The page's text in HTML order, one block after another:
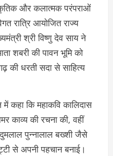
और कलात्मक परंपराओं
रात्रि आयोजित राज्य
श्री विष्णु देव साय ने
शबरी की पावन भूमि को
की धरती सदा से साहित्य
कहा कि महाकवि कालिदास
काव्य की रचना की, वहीं
पुन्नालाल बख्शी जैसे
से अपनी पहचान बनाई।